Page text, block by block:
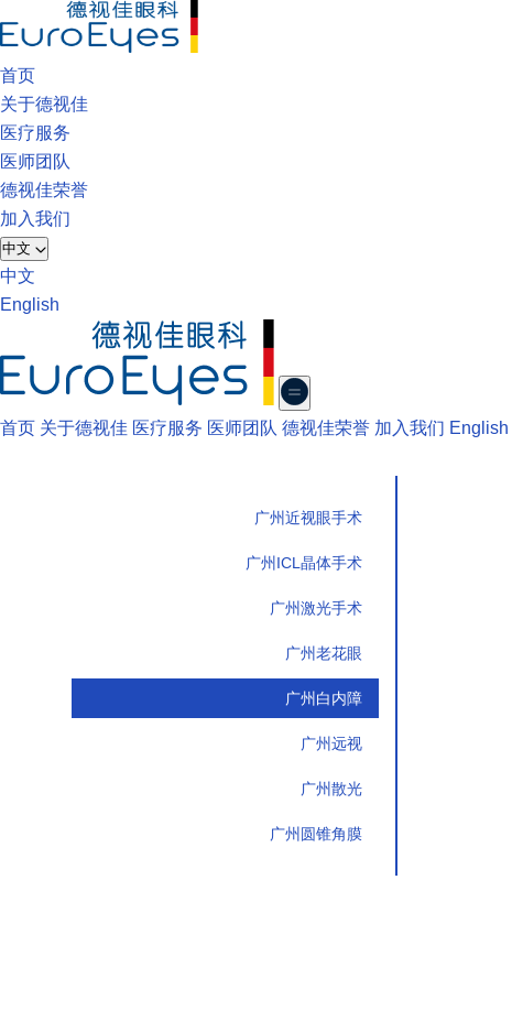
首页
关于德视佳
医疗服务
医师团队
德视佳荣誉
加入我们
中文
中文
English
首页 关于德视佳 医疗服务 医师团队 德视佳荣誉 加入我们 English
广州近视眼手术
广州ICL晶体手术
广州激光手术
广州老花眼
广州白内障
广州远视
广州散光
广州圆锥角膜